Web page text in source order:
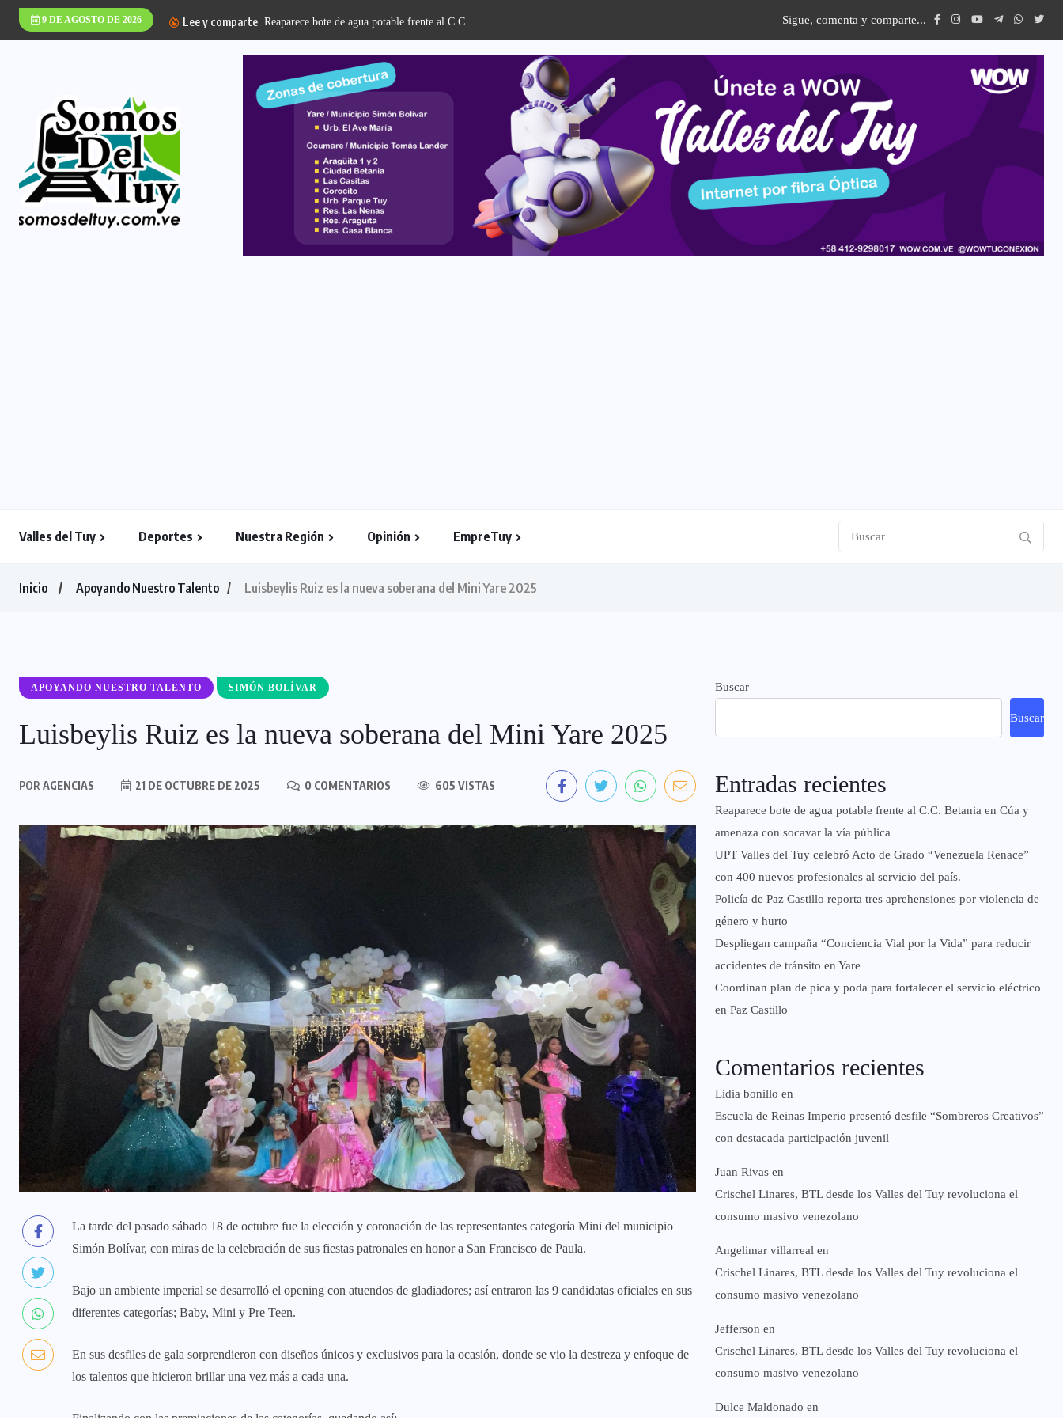
9 DE AGOSTO DE 2026 Lee y comparte Reaparece bote de agua potable frente al C.C.... Sigue, comenta y comparte...
Valles del Tuy Deportes Nuestra Región Opinión EmpreTuy
Inicio Apoyando Nuestro Talento Luisbeylis Ruiz es la nueva soberana del Mini Yare 2025
APOYANDO NUESTRO TALENTO SIMÓN BOLÍVAR
Luisbeylis Ruiz es la nueva soberana del Mini Yare 2025
POR AGENCIAS 21 DE OCTUBRE DE 2025 0 COMENTARIOS 605 VISTAS
La tarde del pasado sábado 18 de octubre fue la elección y coronación de las representantes categoría Mini del municipio
Simón Bolívar, con miras de la celebración de sus fiestas patronales en honor a San Francisco de Paula.
Bajo un ambiente imperial se desarrolló el opening con atuendos de gladiadores; así entraron las 9 candidatas oficiales en sus
diferentes categorías; Baby, Mini y Pre Teen.
En sus desfiles de gala sorprendieron con diseños únicos y exclusivos para la ocasión, donde se vio la destreza y enfoque de
los talentos que hicieron brillar una vez más a cada una.
Buscar
Buscar
Entradas recientes
Reaparece bote de agua potable frente al C.C. Betania en Cúa y
amenaza con socavar la vía pública
UPT Valles del Tuy celebró Acto de Grado “Venezuela Renace”
con 400 nuevos profesionales al servicio del país.
‎Policía de Paz Castillo reporta tres aprehensiones por violencia de
género y hurto
‎Despliegan campaña “Conciencia Vial por la Vida” para reducir
accidentes de tránsito en Yare
Coordinan plan de pica y poda para fortalecer el servicio eléctrico
en Paz Castillo
Comentarios recientes
Lidia bonillo en
Escuela de Reinas Imperio presentó desfile “Sombreros Creativos”
con destacada participación juvenil
Juan Rivas en
Crischel Linares, BTL desde los Valles del Tuy revoluciona el
consumo masivo venezolano
Angelimar villarreal en
Crischel Linares, BTL desde los Valles del Tuy revoluciona el
consumo masivo venezolano
Jefferson en
Crischel Linares, BTL desde los Valles del Tuy revoluciona el
consumo masivo venezolano
Dulce Maldonado en